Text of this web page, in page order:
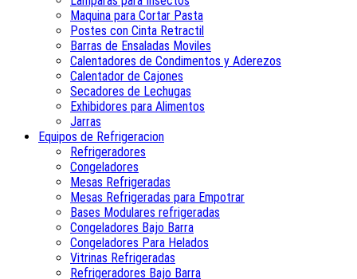
Maquina para Cortar Pasta
Postes con Cinta Retractil
Barras de Ensaladas Moviles
Calentadores de Condimentos y Aderezos
Calentador de Cajones
Secadores de Lechugas
Exhibidores para Alimentos
Jarras
Equipos de Refrigeracion
Refrigeradores
Congeladores
Mesas Refrigeradas
Mesas Refrigeradas para Empotrar
Bases Modulares refrigeradas
Congeladores Bajo Barra
Congeladores Para Helados
Vitrinas Refrigeradas
Refrigeradores Bajo Barra